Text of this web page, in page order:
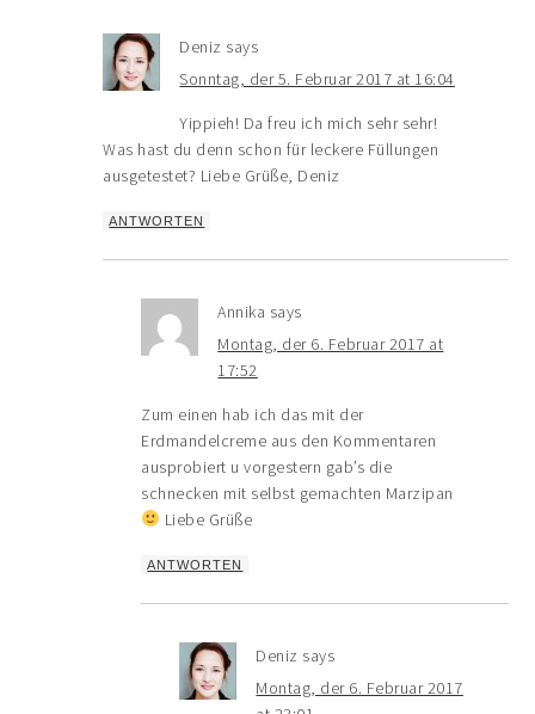
Deniz says
Sonntag, der 5. Februar 2017 at 16:04
Yippieh! Da freu ich mich sehr sehr!
Was hast du denn schon für leckere Füllungen
ausgetestet? Liebe Grüße, Deniz
ANTWORTEN
Annika says
Montag, der 6. Februar 2017 at
17:52
Zum einen hab ich das mit der
Erdmandelcreme aus den Kommentaren
ausprobiert u vorgestern gab’s die
schnecken mit selbst gemachten Marzipan
Liebe Grüße
ANTWORTEN
Deniz says
Montag, der 6. Februar 2017